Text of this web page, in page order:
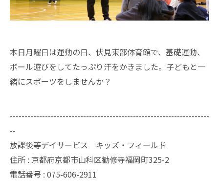
本日月曜日は運動の日、伏見東部体育館で、基礎運動、
ボール遊びをしてたっぷり汗をかきました。子どもと一
緒にスポーツをしませんか？
--------------------------------------------------------------------
--
放課後等デイサービス キッズ・フィールド
住所 : 京都府京都市山科区勧修寺福岡町325-2
電話番号 : 075-606-2911